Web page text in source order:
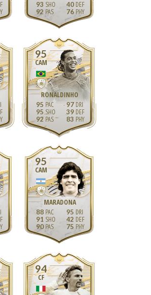
93
92
40
76
95
CAM
RONALDINHO
95
95
92
97
39
83
95
CAM
MARADONA
88
91
90
95
42
75
94
CF